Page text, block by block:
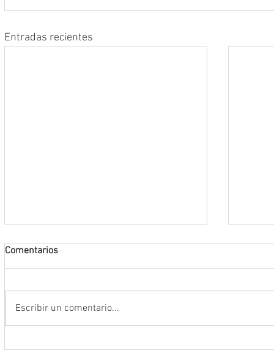
Entradas recientes
Comentarios
Escribir un comentario...